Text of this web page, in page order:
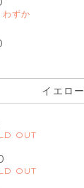
わずか
イエロー
OUT
OUT